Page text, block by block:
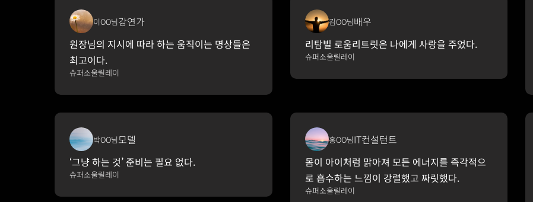
이OO님강연가
원장님의 지시에 따라 하는 움직이는 명상들은
최고이다.
슈퍼소울릴레이
김OO님배우
리탐빌 로움리트릿은 나에게 사랑을 주었다.
슈퍼소울릴레이
박OO님모델
‘그냥 하는 것’ 준비는 필요 없다.
슈퍼소울릴레이
홍OO님IT컨설턴트
몸이 아이처럼 맑아져 모든 에너지를 즉각적으
로 흡수하는 느낌이 강렬했고 짜릿했다.
슈퍼소울릴레이